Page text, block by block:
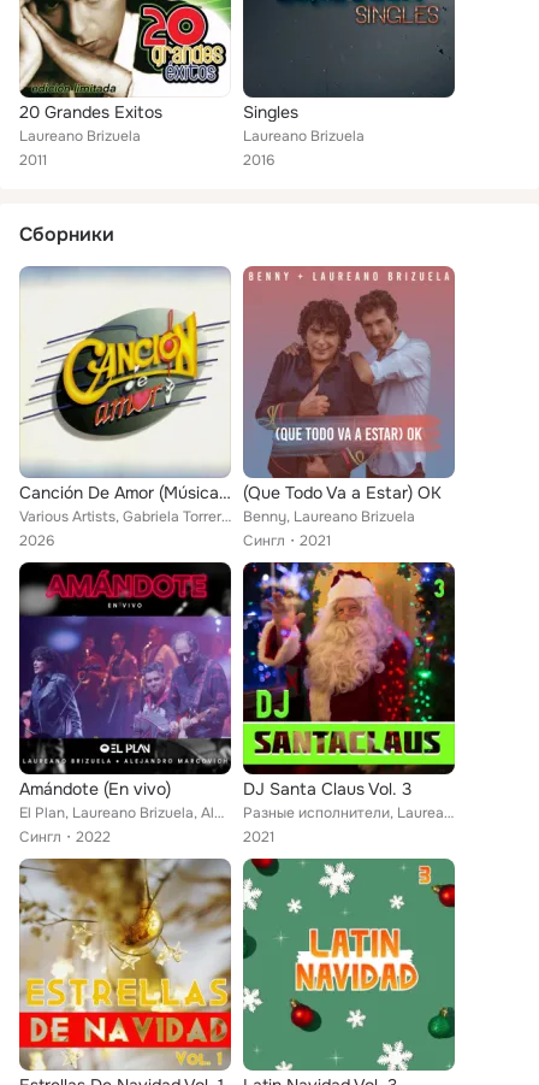
20 Grandes Exitos
Laureano Brizuela
2011
Singles
Laureano Brizuela
2016
Сборники
Canción De Amor (Música Original De La Telenovela)
Various Artists, Gabriela Torrero, Laureano Brizuela, Lorena Rojas, Mariana Seoane, Leticia Sabater, Eduardo Capetillo, Relacion...
2026
(Que Todo Va a Estar) OK
Benny, Laureano Brizuela
Сингл
2021
Amándote (En vivo)
El Plan, Laureano Brizuela, Alejandro Marcovich
Сингл
2022
DJ Santa Claus Vol. 3
Разные исполнители, Laureano Brizuela, Yuri, Arianna, Marcos Llunas, Manny Manuel, Manuel Carrasco, Kabah, Mijares, Il Volo, Luc...
2021